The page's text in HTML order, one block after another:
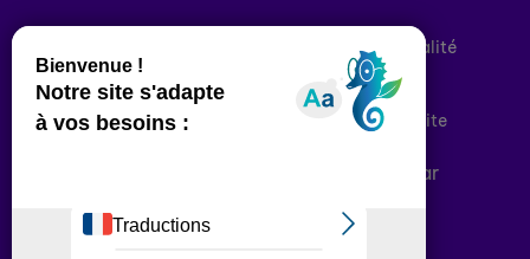
Politique de confidentialité
Conditions générales d’utilisation
Déclaration d’accessibilité
Plan du site
Plateforme développée en France par